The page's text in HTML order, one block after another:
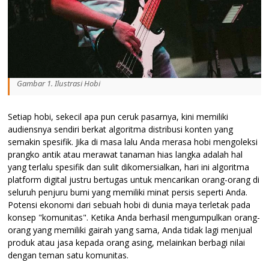
Gambar 1. Ilustrasi Hobi
Setiap hobi, sekecil apa pun ceruk pasarnya, kini memiliki
audiensnya sendiri berkat algoritma distribusi konten yang
semakin spesifik. Jika di masa lalu Anda merasa hobi mengoleksi
prangko antik atau merawat tanaman hias langka adalah hal
yang terlalu spesifik dan sulit dikomersialkan, hari ini algoritma
platform digital justru bertugas untuk mencarikan orang-orang di
seluruh penjuru bumi yang memiliki minat persis seperti Anda.
Potensi ekonomi dari sebuah hobi di dunia maya terletak pada
konsep "komunitas". Ketika Anda berhasil mengumpulkan orang-
orang yang memiliki gairah yang sama, Anda tidak lagi menjual
produk atau jasa kepada orang asing, melainkan berbagi nilai
dengan teman satu komunitas.